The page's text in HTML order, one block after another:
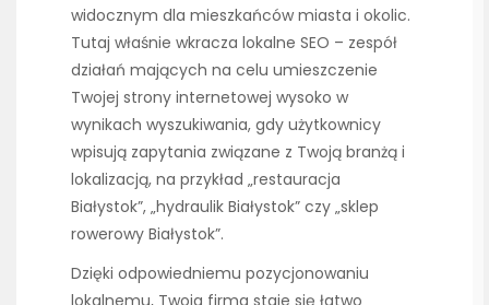
widocznym dla mieszkańców miasta i okolic.
Tutaj właśnie wkracza lokalne SEO – zespół
działań mających na celu umieszczenie
Twojej strony internetowej wysoko w
wynikach wyszukiwania, gdy użytkownicy
wpisują zapytania związane z Twoją branżą i
lokalizacją, na przykład „restauracja
Białystok”, „hydraulik Białystok” czy „sklep
rowerowy Białystok”.
Dzięki odpowiedniemu pozycjonowaniu